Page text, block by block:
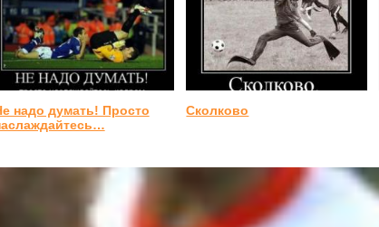
надо думать! Просто
Сколково